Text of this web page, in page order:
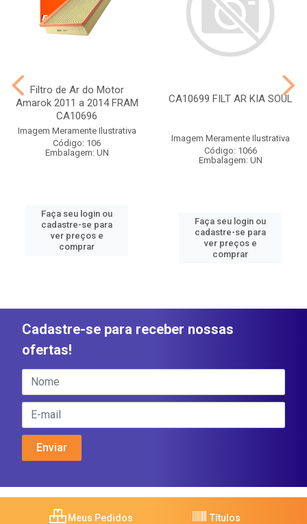
Filtro de Ar do Motor
Amarok 2011 a 2014 FRAM
CA10696
Imagem Meramente Ilustrativa
Código: 106
Embalagem: UN
Faça seu login ou
cadastre-se para
ver preços e
comprar
CA10699 FILT AR KIA SOUL
Imagem Meramente Ilustrativa
Código: 1066
Embalagem: UN
Faça seu login ou
cadastre-se para
ver preços e
comprar
Cadastre-se para receber nossas
ofertas!
Meus Pedidos Títulos